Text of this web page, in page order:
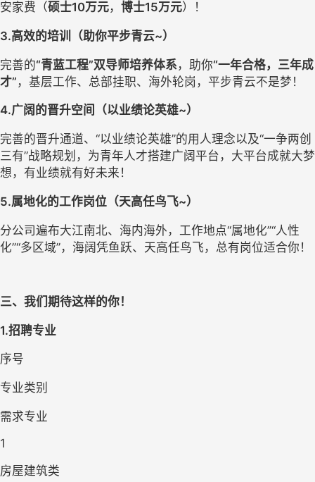
安家费（硕士10万元， 博士15万元）！
3.高效的培训（助你平步青云~）
完善的“青蓝工程”双导师培养体系 ，助你“一年合格，三年成
才” ，基层工作、总部挂职、海外轮岗，平步青云不是梦！
4.广阔的晋升空间（以业绩论英雄~）
完善的晋升通道、“以业绩论英雄”的用人理念以及“一争两创
三有”战略规划，为青年人才搭建广阔平台，大平台成就大梦
想，有业绩就有好未来！
5.属地化的工作岗位（天高任鸟飞~）
分公司遍布大江南北、海内海外，工作地点“属地化”“人性
化”“多区域”，海阔凭鱼跃、天高任鸟飞，总有岗位适合你！
三、我们期待这样的你！
1.招聘专业
序号
专业类别
需求专业
1
房屋建筑类